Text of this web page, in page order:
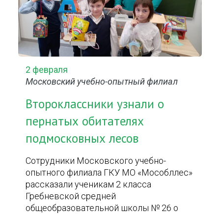
2 февраля
Московский учебно-опытный филиал
Второклассники узнали о
пернатых обитателях
подмосковных лесов
Сотрудники Московского учебно-
опытного филиала ГКУ МО «Мособллес»
рассказали ученикам 2 класса
Гребневской средней
общеобразовательной школы № 26 о